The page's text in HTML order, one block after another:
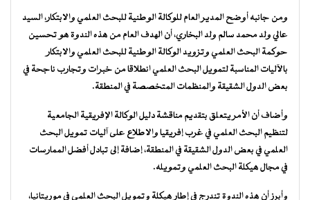
ومن جانبه أوضح المدير العام للوكالة الوطنية للبحث العلمي والابتكار، السيد
عالي ولد محمد سالم ولد البخاري، أن الهدف العام من هذه الندوة هو تحسين
حوكمة البحث العلمي وتزويد الوكالة الوطنية للبحث العلمي والابتكار
بالآليات المناسبة لتمويل البحث العلمي انطلاقا من خبرات وتجارب ناجحة في
بعض الدول الشقيقة والمنظمات المتخصصة في المنطقة.
وأضاف أن الأمر يتعلق بتقديم مناقشة دليل الوكالة الإفريقية الجامعية
لتنظيم البحث العلمي في غرب إفريقيا والاطلاع على آليات تمويل البحث
العلمي في بعض الدول الشقيقة في المنطقة، إضافة إلى تبادل أفضل الممارسات
في مجال هيكلة البحث العلمي وتمويله.
وأبرز أن هذه الندوة تندرج في إطار هيكلة وتمويل البحث العلمي في موريتانيا،